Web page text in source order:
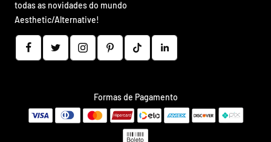
todas as novidades do mundo
Aesthetic/Alternative!
Formas de Pagamento